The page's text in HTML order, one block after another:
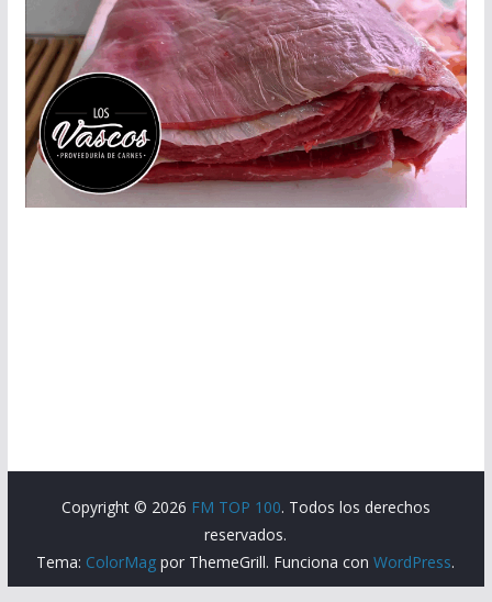
Copyright © 2026 FM TOP 100. Todos los derechos
reservados.
Tema: ColorMag por ThemeGrill. Funciona conWordPress.